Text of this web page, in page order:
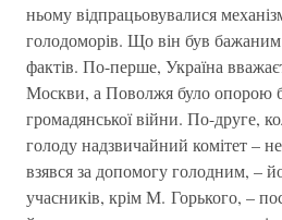
ньому відпрацьовувалися
голодоморів. Що він був бажаним
фактів. По-перше, Україна
Москви, а Поволжя було опорою
громадянської війни. По-друге,
голоду надзвичайний комітет –
взявся за допомогу голодним, –
учасників, крім М. Горького, –